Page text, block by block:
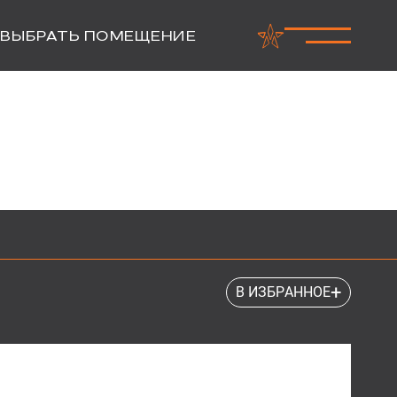
ВЫБРАТЬ ПОМЕЩЕНИЕ
В ИЗБРАННОЕ+